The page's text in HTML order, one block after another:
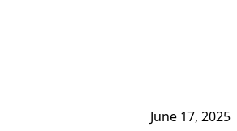
June 17, 2025